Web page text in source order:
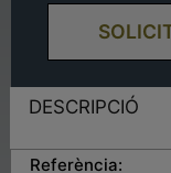
DESCRIPCIÓ
Referència: